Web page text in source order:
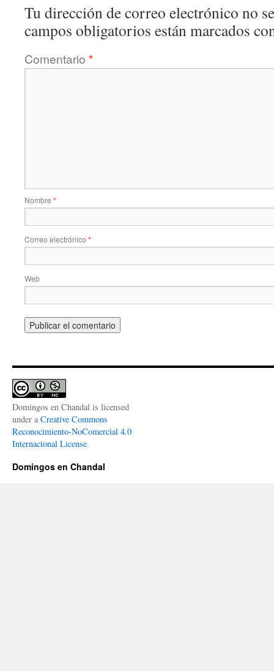
Tu dirección de correo electrónico no
campos obligatorios están marcados
Comentario *
Nombre *
Correo electrónico *
Web
Domingos en Chandal is licensed
under a Creative Commons
Reconocimiento-NoComercial 4.0
Internacional License.
Domingos en Chandal